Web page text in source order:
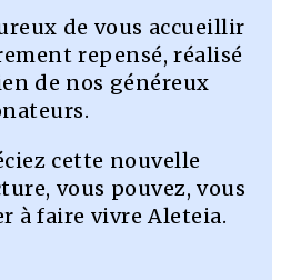
de vous accueillir
repensé, réalisé
de nos généreux
cette nouvelle
vous pouvez, vous
à faire vivre Aleteia.